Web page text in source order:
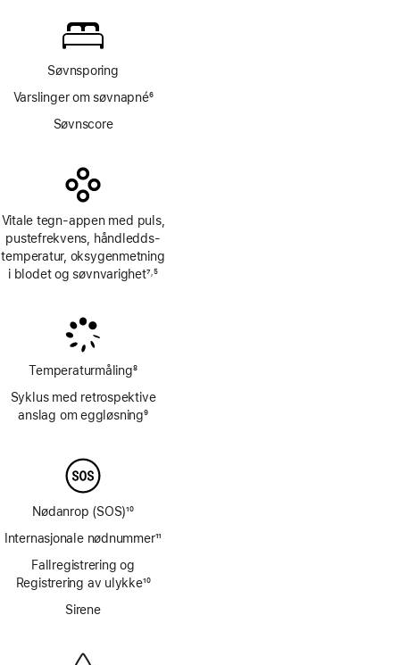
Søvnsporing
Varslinger om søvnapné6
Søvnscore
Vitale tegn-appen med puls,
pustefrekvens, håndledds­
temperatur, oksygen­metning
i blodet og søvnvarighet7 ,5
Temperaturmåling8
Syklus med retrospektive
anslag om eggløsning9
Nødanrop (SOS)10
Internasjonale nødnummer11
Fallregistrering og
Registrering av ulykke10
Sirene